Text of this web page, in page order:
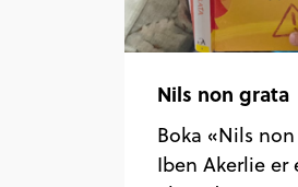
Nils non grata
Boka «Nils
Iben Akerlie er